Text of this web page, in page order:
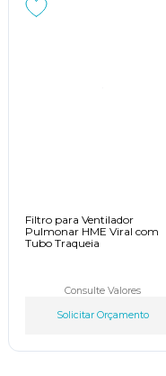
Filtro para Ventilador
Pulmonar HME Viral com
Tubo Traqueia
Consulte Valores
Solicitar Orçamento